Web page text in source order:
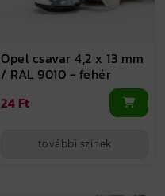
Opel csavar 4,2 x 13 mm
/ RAL 9010 - fehér
24 Ft
további színek